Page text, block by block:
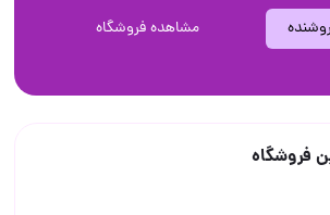
مشاهده فروشگاه
فروشگاه